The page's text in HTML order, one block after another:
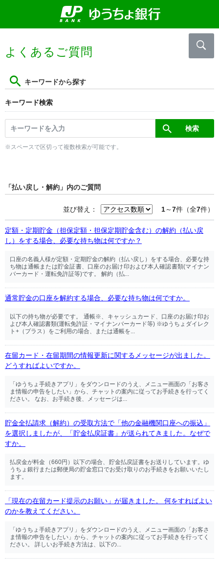
よくあるご質問
キーワードから探す
キーワード検索
※スペースで区切って複数検索が可能です。
「払い戻し・解約」内のご質問
並び替え： 1～7件（全7件）
定額・定期貯金（担保定額・担保定期貯金含む）の解約（払い戻
し）をする場合、必要な持ち物は何ですか？
口座の名義人様が定額・定期貯金の解約（払い戻し）をする場合、必要な持
ち物は通帳または貯金証書、口座のお届け印および本人確認書類(マイナン
バーカード・運転免許証等)です。 解約（払...
通常貯金の口座を解約する場合、必要な持ち物は何ですか。
以下の持ち物が必要です。 通帳※、キャッシュカード、口座のお届け印お
よび本人確認書類(運転免許証・マイナンバーカード等) ※ゆうちょダイレク
ト+（プラス）をご利用の場合、または通帳を...
在留カード・在留期間の情報更新に関するメッセージが出ました。
どうすればよいですか。
「ゆうちょ手続きアプリ」をダウンロードのうえ、メニュー画面の「お客さ
ま情報の申告をしたい」から、チャットの案内に従ってお手続きを行ってく
ださい。 なお、お手続き後、メッセージは...
貯金全払請求（解約）の受取方法で「他の金融機関口座への振込」
を選択しましたが、「貯金払戻証書」が送られてきました。なぜで
すか。
払戻金が料金（660円）以下の場合、貯金払戻証書をお送りしています。ゆ
うちょ銀行または郵便局の貯金窓口でお受け取りのお手続きをお願いいたし
ます。
「現在の在留カード提示のお願い」が届きました。 何をすればよい
のかを教えてください。
「ゆうちょ手続きアプリ」をダウンロードのうえ、メニュー画面の「お客さ
ま情報の申告をしたい」から、チャットの案内に従ってお手続きを行ってく
ださい。 詳しいお手続き方法は、以下の...